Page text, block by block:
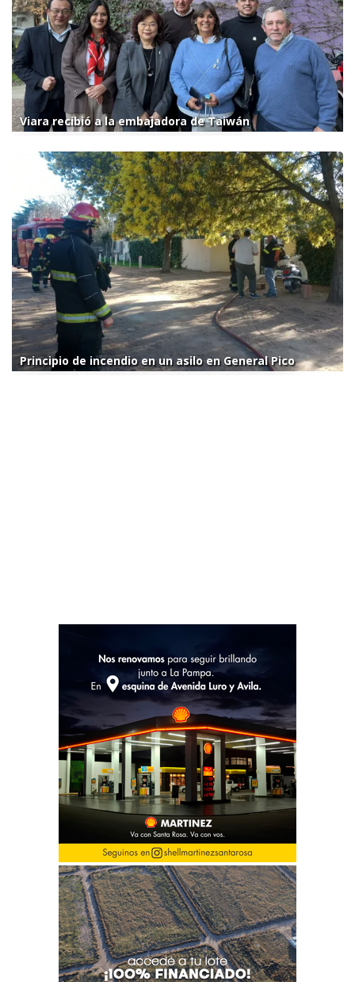
Viara recibió a la embajadora de Taiwán
Principio de incendio en un asilo en General Pico